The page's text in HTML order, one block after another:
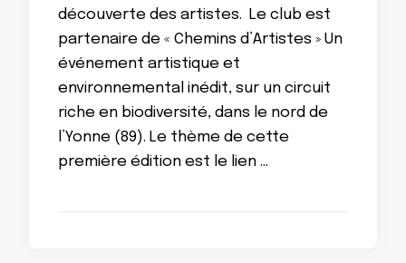
découverte des artistes. Le club est
partenaire de « Chemins d’Artistes » Un
événement artistique et
environnemental inédit, sur un circuit
riche en biodiversité, dans le nord de
l’Yonne (89). Le thème de cette
première édition est le lien …